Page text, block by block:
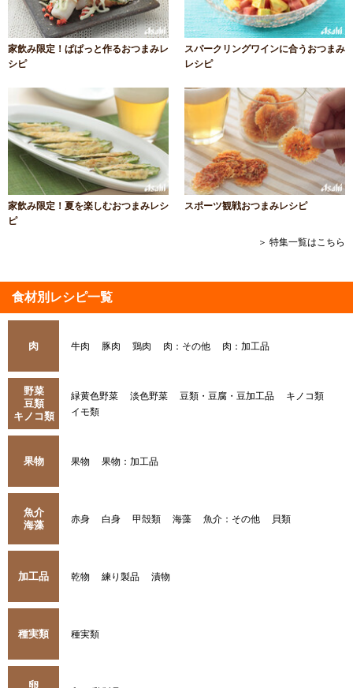
家飲み限定！ぱぱっと作るおつまみレ
シピ
スパークリングワインに合うおつまみ
レシピ
家飲み限定！夏を楽しむおつまみレシ
ピ
スポーツ観戦おつまみレシピ
＞ 特集一覧はこちら
食材別レシピ一覧
肉 牛肉 豚肉 鶏肉 肉：その他 肉：加工品
野菜
豆類
キノコ類
緑黄色野菜 淡色野菜 豆類・豆腐・豆加工品
キノコ類
イモ類
果物 果物 果物：加工品
魚介
海藻
赤身 白身 甲殻類 海藻 魚介：その他 貝類
加工品 乾物 練り製品 漬物
種実類 種実類
卵